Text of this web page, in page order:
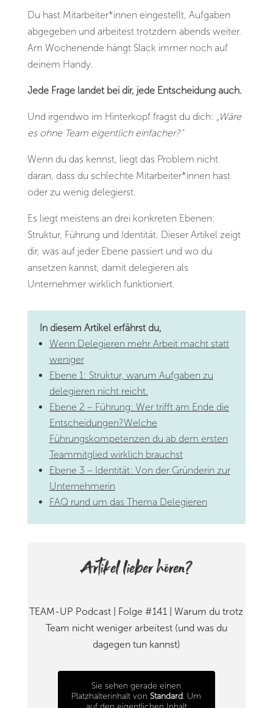
Du hast Mitarbeiter*innen eingestellt, Aufgaben
abgegeben und arbeitest trotzdem abends weiter.
Am Wochenende hängt Slack immer noch auf
deinem Handy.
Jede Frage landet bei dir, jede Entscheidung auch.
Und irgendwo im Hinterkopf fragst du dich: „Wäre
es ohne Team eigentlich einfacher?“
Wenn du das kennst, liegt das Problem nicht
daran, dass du schlechte Mitarbeiter*innen hast
oder zu wenig delegierst.
Es liegt meistens an drei konkreten Ebenen:
Struktur, Führung und Identität. Dieser Artikel zeigt
dir, was auf jeder Ebene passiert und wo du
ansetzen kannst, damit delegieren als
Unternehmer wirklich funktioniert.
In diesem Artikel erfährst du,
Wenn Delegieren mehr Arbeit macht statt
weniger
Ebene 1: Struktur, warum Aufgaben zu
delegieren nicht reicht.
Ebene 2 – Führung: Wer trifft am Ende die
Entscheidungen?Welche
Führungskompetenzen du ab dem ersten
Teammitglied wirklich brauchst
Ebene 3 – Identität: Von der Gründerin zur
Unternehmerin
FAQ rund um das Thema Delegieren
Artikel lieber hören?
TEAM-UP Podcast | Folge#141 | Warum du trotz
Team nicht weniger arbeitest (und was du
dagegen tun kannst)
Sie sehen gerade einen
Platzhalterinhalt vonStandard. Um